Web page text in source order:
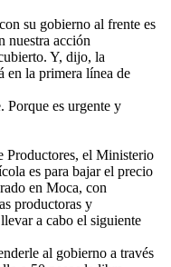
su gobierno al frente es
nuestra acción
Y, dijo, la
en la primera línea de
Porque es urgente y
Productores, el Ministerio
es para bajar el precio
en Moca, con
productoras y
a cabo el siguiente
al gobierno a través